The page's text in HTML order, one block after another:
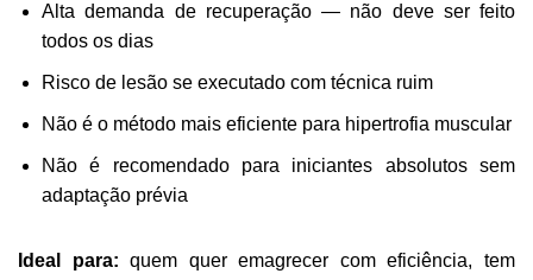
Alta demanda de recuperação — não deve ser feito
todos os dias
Risco de lesão se executado com técnica ruim
Não é o método mais eficiente para hipertrofia muscular
Não é recomendado para iniciantes absolutos sem
adaptação prévia
Ideal para: quem quer emagrecer com eficiência, tem